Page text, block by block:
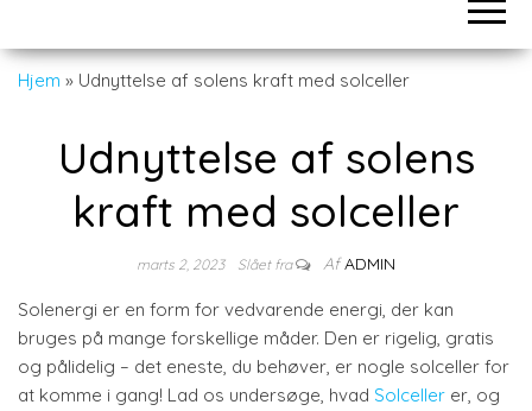
Hjem » Udnyttelse af solens kraft med solceller
Udnyttelse af solens
kraft med solceller
marts 2, 2023 Slået fra Af ADMIN
Solenergi er en form for vedvarende energi, der kan
bruges på mange forskellige måder. Den er rigelig, gratis
og pålidelig – det eneste, du behøver, er nogle solceller for
at komme i gang! Lad os undersøge, hvad Solceller er, og